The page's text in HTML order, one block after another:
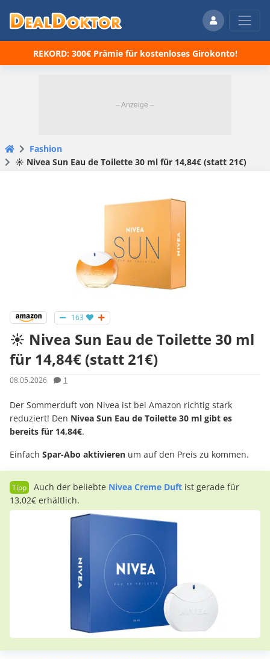
REKORD: 300€ Prämie für kostenloses Girokonto!
Fashion
☀️ Nivea Sun Eau de Toilette 30 ml für 14,84€ (statt 21€)
163
☀️ Nivea Sun Eau de Toilette 30 ml
für 14,84€ (statt 21€)
08.05.2026 1
Der Sommerduft von Nivea ist bei Amazon richtig stark
reduziert! Den Nivea Sun Eau de Toilette 30 ml gibt es
bereits für 14,84€.
Einfach Spar-Abo aktivieren um auf den Preis zu kommen.
Auch der beliebte Nivea Creme Duft ist gerade für
13,02€ erhältlich.